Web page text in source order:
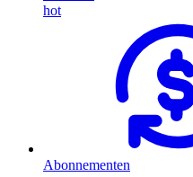
hot
Abonnementen